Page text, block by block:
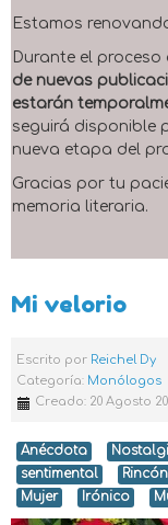
Estamos
Durante el proceso
de nuevas
estarán
seguirá disponible
nueva etapa del
Gracias por tu
memoria literaria.
Mi velorio
Escrito por Reichel Dy
Categoría: Monólogos
Creado: 20 Agosto
Anécdota
sentimental
Mujer
Irónico